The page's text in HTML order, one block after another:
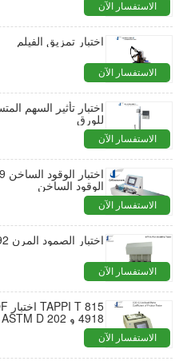
الاستفسار الآن
اختبار تمزيق الفيلم
الاستفسار الآن
اختبار تأثير السهم
للورق
الاستفسار الآن
الوقود الساخن
الاستفسار الآن
اختبار الصمود المرن ASTM F392
الاستفسار الآن
4918 و ASTM D 202 اختبار معامل الاحتكاك المكتمل
الاستفسار الآن